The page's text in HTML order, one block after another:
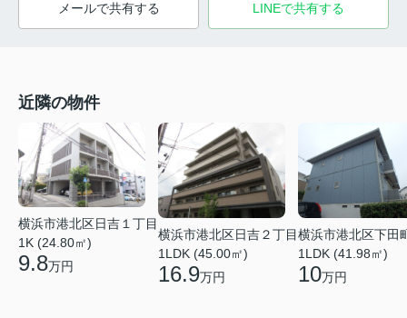
メールで共有する LINEで共有する
近隣の物件
横浜市港北区日吉１丁目
1K (24.80㎡)
9.8万円
横浜市港北区日吉２丁目
1LDK (45.00㎡)
16.9万円
横浜市港北区下田
1LDK (41.98㎡)
10万円